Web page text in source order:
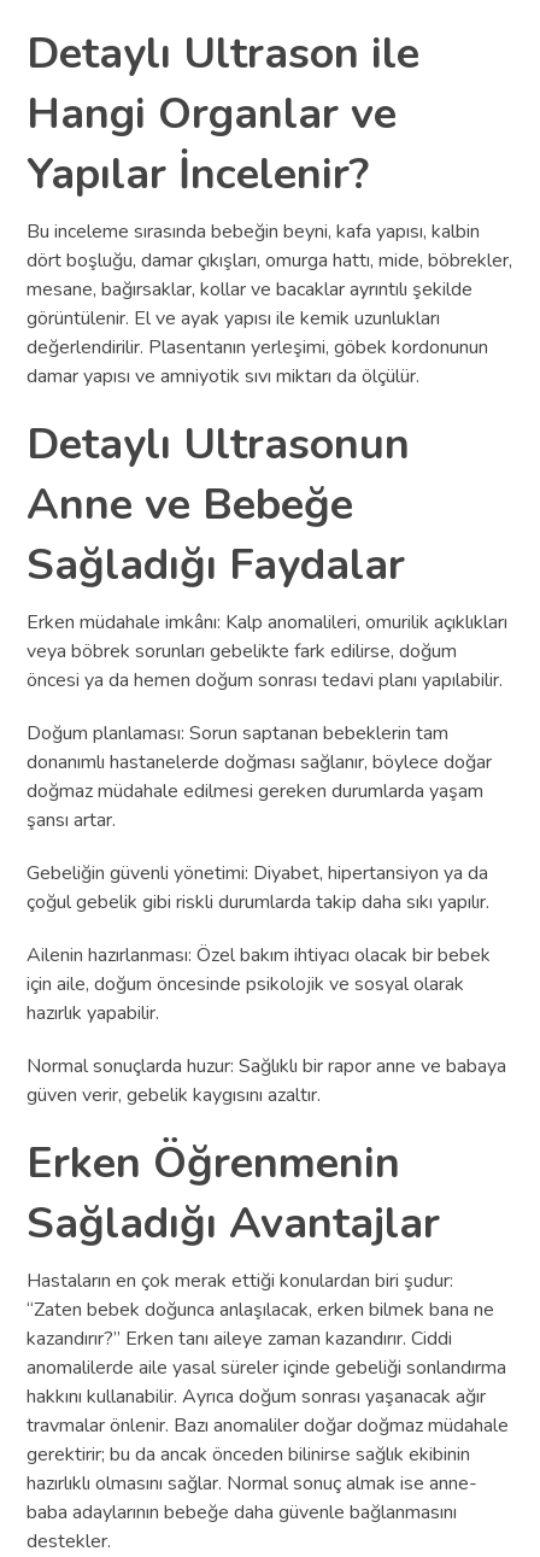
Detaylı Ultrason ile
Hangi Organlar ve
Yapılar İncelenir?
Bu inceleme sırasında bebeğin beyni, kafa yapısı, kalbin
dört boşluğu, damar çıkışları, omurga hattı, mide, böbrekler,
mesane, bağırsaklar, kollar ve bacaklar ayrıntılı şekilde
görüntülenir. El ve ayak yapısı ile kemik uzunlukları
değerlendirilir. Plasentanın yerleşimi, göbek kordonunun
damar yapısı ve amniyotik sıvı miktarı da ölçülür.
Detaylı Ultrasonun
Anne ve Bebeğe
Sağladığı Faydalar
Erken müdahale imkânı: Kalp anomalileri, omurilik açıklıkları
veya böbrek sorunları gebelikte fark edilirse, doğum
öncesi ya da hemen doğum sonrası tedavi planı yapılabilir.
Doğum planlaması: Sorun saptanan bebeklerin tam
donanımlı hastanelerde doğması sağlanır, böylece doğar
doğmaz müdahale edilmesi gereken durumlarda yaşam
şansı artar.
Gebeliğin güvenli yönetimi: Diyabet, hipertansiyon ya da
çoğul gebelik gibi riskli durumlarda takip daha sıkı yapılır.
Ailenin hazırlanması: Özel bakım ihtiyacı olacak bir bebek
için aile, doğum öncesinde psikolojik ve sosyal olarak
hazırlık yapabilir.
Normal sonuçlarda huzur: Sağlıklı bir rapor anne ve babaya
güven verir, gebelik kaygısını azaltır.
Erken Öğrenmenin
Sağladığı Avantajlar
Hastaların en çok merak ettiği konulardan biri şudur:
“Zaten bebek doğunca anlaşılacak, erken bilmek bana ne
kazandırır?” Erken tanı aileye zaman kazandırır. Ciddi
anomalilerde aile yasal süreler içinde gebeliği sonlandırma
hakkını kullanabilir. Ayrıca doğum sonrası yaşanacak ağır
travmalar önlenir. Bazı anomaliler doğar doğmaz müdahale
gerektirir; bu da ancak önceden bilinirse sağlık ekibinin
hazırlıklı olmasını sağlar. Normal sonuç almak ise anne-
baba adaylarının bebeğe daha güvenle bağlanmasını
destekler.